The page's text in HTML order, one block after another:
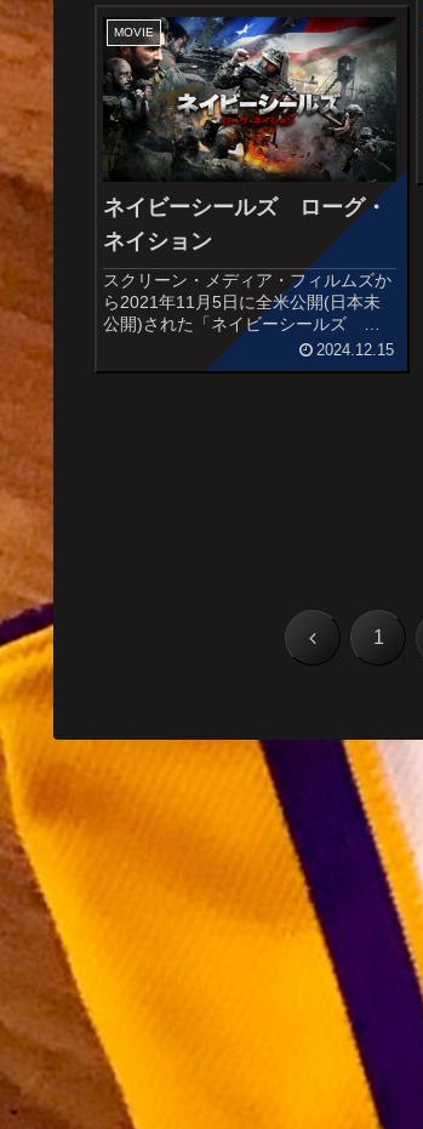
画「インサイド・ヘッド」シリーズの
主人公・少女ライリーの...
MOVIE
ネイビーシールズ ローグ・
ネイション
スクリーン・メディア・フィルムズか
ら2021年11月5日に全米公開(日本未
公開)された「ネイビーシールズ ロ
ーグ・ネイション」の感想記事です。
オススメ度あらすじ＆予告編ISISのテ
2024.12.15
前 1